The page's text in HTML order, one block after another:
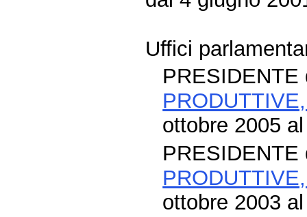
Uffici
ottobre 2005
ottobre 2003